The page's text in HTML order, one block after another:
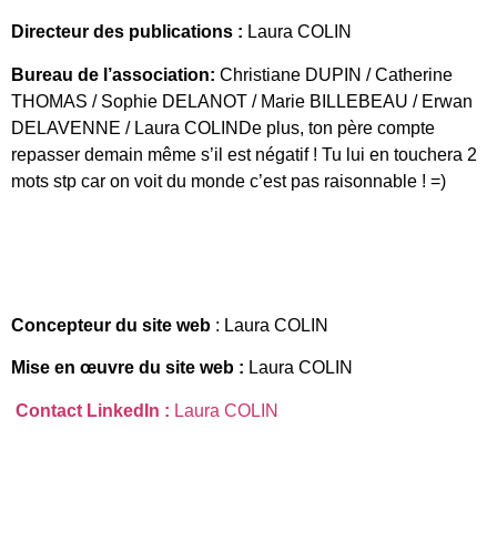
Directeur des publications : Laura COLIN
Bureau de l’association: Christiane DUPIN / Catherine
THOMAS / Sophie DELANOT / Marie BILLEBEAU / Erwan
DELAVENNE / Laura COLINDe plus, ton père compte
repasser demain même s’il est négatif ! Tu lui en touchera 2
mots stp car on voit du monde c’est pas raisonnable ! =)
Concepteur du site web : Laura COLIN
Mise en œuvre du site web : Laura COLIN
Contact LinkedIn : Laura COLIN